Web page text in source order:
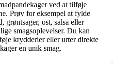
ved at tilføje
Prøv for eksempel at fylde
grøntsager, ost, salsa eller
smagsoplevelser. Du kan
krydderier eller urter direkte
en unik smag.